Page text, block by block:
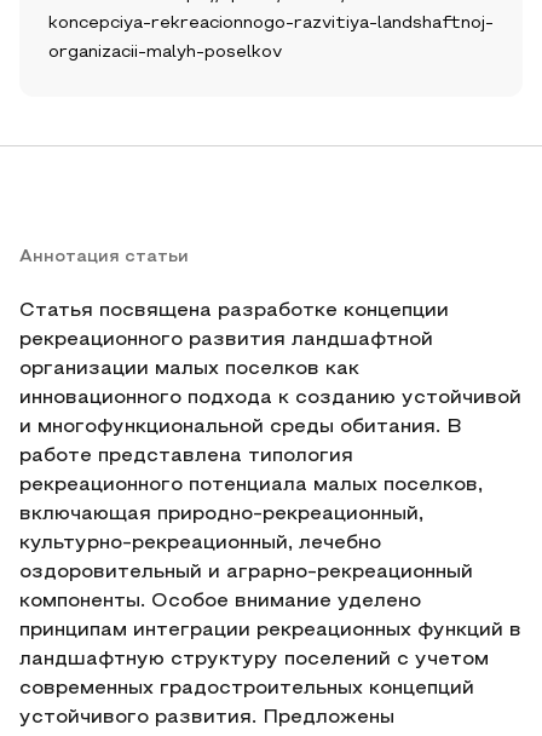
koncepciya-rekreacionnogo-razvitiya-landshaftnoj-
organizacii-malyh-poselkov
Аннотация статьи
Статья посвящена разработке концепции
рекреационного развития ландшафтной
организации малых поселков как
инновационного подхода к созданию устойчивой
и многофункциональной среды обитания. В
работе представлена типология
рекреационного потенциала малых поселков,
включающая природно-рекреационный,
культурно-рекреационный, лечебно
оздоровительный и аграрно-рекреационный
компоненты. Особое внимание уделено
принципам интеграции рекреационных функций в
ландшафтную структуру поселений с учетом
современных градостроительных концепций
устойчивого развития. Предложены